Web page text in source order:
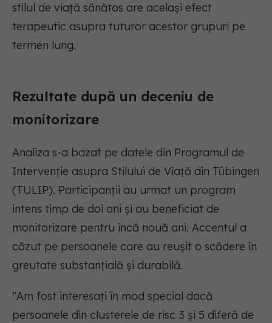
stilul de viață sănătos are același efect
terapeutic asupra tuturor acestor grupuri pe
termen lung.
Rezultate după un deceniu de
monitorizare
Analiza s-a bazat pe datele din Programul de
Intervenție asupra Stilului de Viață din Tübingen
(TULIP). Participanții au urmat un program
intens timp de doi ani și au beneficiat de
monitorizare pentru încă nouă ani. Accentul a
căzut pe persoanele care au reușit o scădere în
greutate substanțială și durabilă.
"Am fost interesați în mod special dacă
persoanele din clusterele de risc 3 și 5 diferă de